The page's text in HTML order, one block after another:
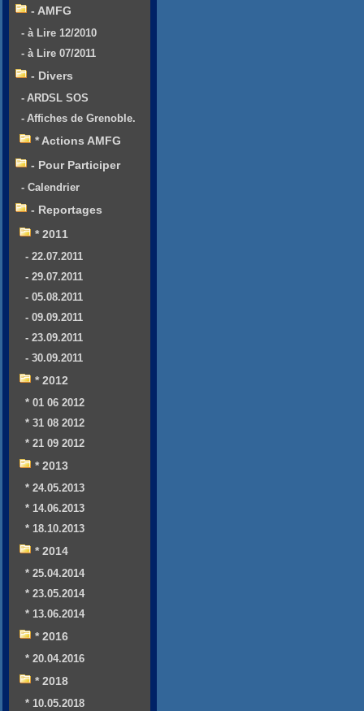
- AMFG
- à Lire 12/2010
- à Lire 07/2011
- Divers
- ARDSL SOS
- Affiches de Grenoble.
* Actions AMFG
- Pour Participer
- Calendrier
- Reportages
* 2011
- 22.07.2011
- 29.07.2011
- 05.08.2011
- 09.09.2011
- 23.09.2011
- 30.09.2011
* 2012
* 01 06 2012
* 31 08 2012
* 21 09 2012
* 2013
* 24.05.2013
* 14.06.2013
* 18.10.2013
* 2014
* 25.04.2014
* 23.05.2014
* 13.06.2014
* 2016
* 20.04.2016
* 2018
* 10.05.2018